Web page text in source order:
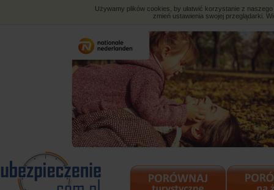
Używamy plików cookies, by ułatwić korzystanie z
zmień ustawienia swojej przeglądarki.